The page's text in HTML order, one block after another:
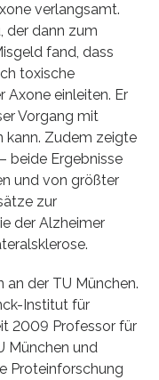
verlangsamt.
der dann zum
fand, dass
toxische
Axone einleiten. Er
Vorgang mit
kann. Zudem zeigte
beide Ergebnisse
und von größter
zur
der Alzheimer
der TU München.
Institut für
2009 Professor für
München und
Proteinforschung